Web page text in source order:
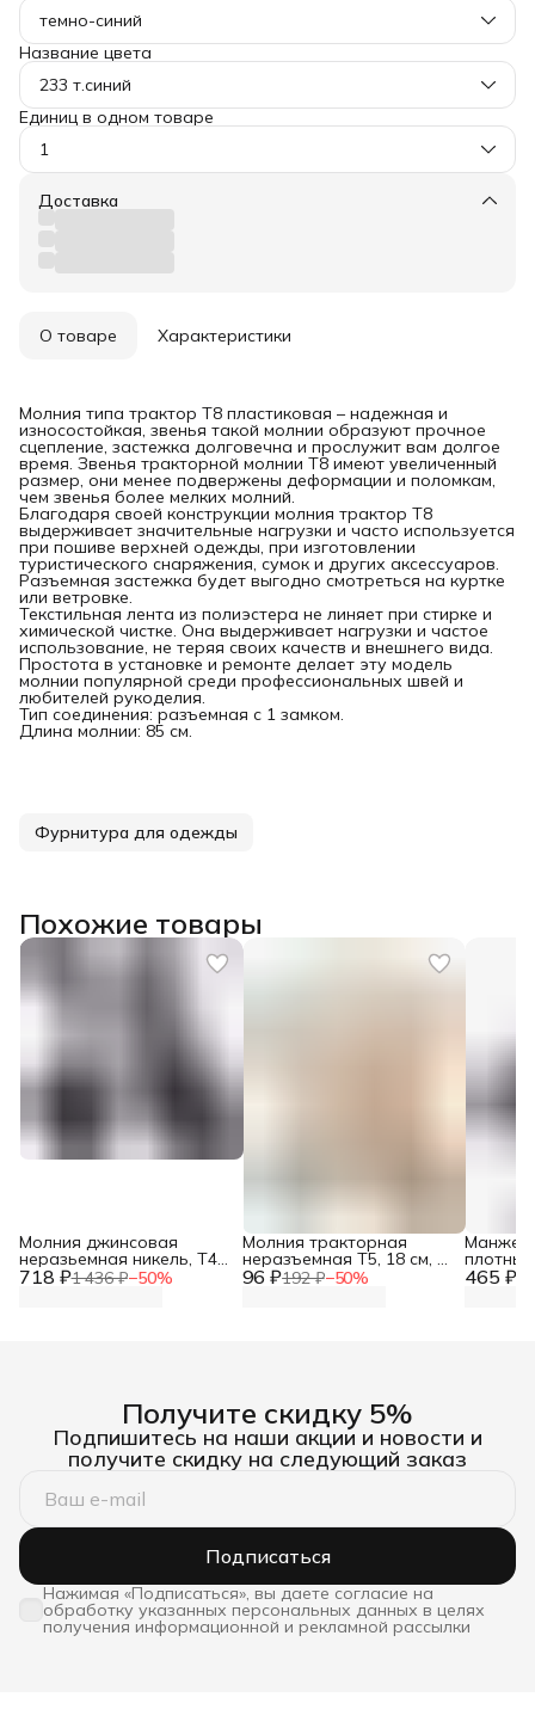
темно-синий
Название цвета
233 т.синий
Единиц в одном товаре
1
Доставка
О товаре Характеристики
Молния типа трактор Т8 пластиковая – надежная и
износостойкая, звенья такой молнии образуют прочное
сцепление, застежка долговечна и прослужит вам долгое
время. Звенья тракторной молнии Т8 имеют увеличенный
размер, они менее подвержены деформации и поломкам,
чем звенья более мелких молний.
Благодаря своей конструкции молния трактор Т8
выдерживает значительные нагрузки и часто используется
при пошиве верхней одежды, при изготовлении
туристического снаряжения, сумок и других аксессуаров.
Разъемная застежка будет выгодно смотреться на куртке
или ветровке.
Текстильная лента из полиэстера не линяет при стирке и
химической чистке. Она выдерживает нагрузки и частое
использование, не теряя своих качеств и внешнего вида.
Простота в установке и ремонте делает эту модель
молнии популярной среди профессиональных швей и
любителей рукоделия.
Тип соединения: разъемная с 1 замком.
Длина молнии: 85 см.
Фурнитура для одежды
Похожие товары
718 ₽1 436 ₽−50%
Молния джинсовая
неразьемная никель, Т4-
12см, ширина 2,8 см, 10 96 ₽192 ₽−50%
Молния тракторная
неразъемная Т5, 18 см, 1
замок, Айрис, 128 465 ₽
для
Получите скидку 5%
Подпишитесь на наши акции и новости и
получите скидку на следующий заказ
Подписаться
Нажимая «Подписаться», вы даете согласие на
обработку указанных персональных данных в целях
получения информационной и рекламной рассылки